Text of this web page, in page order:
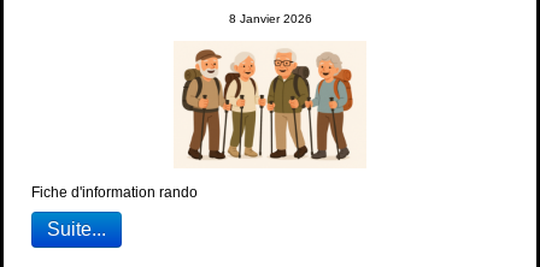
8 Janvier 2026
Fiche d'information rando
Suite...